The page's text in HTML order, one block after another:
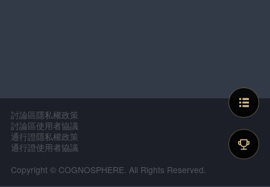
討論區隱私權政策
討論區使用者協議
通行證隱私權政策
通行證使用者協議
Copyright © COGNOSPHERE. All Rights Reserved.